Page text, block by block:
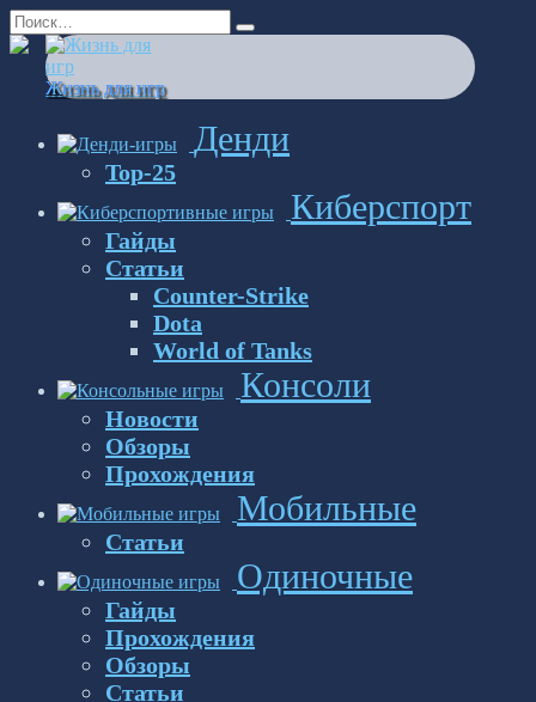
Перейти
к
содержанию
Search
for:
Жизнь для игр
Денди
Top-25
Киберспорт
Гайды
Статьи
Counter-Strike
Dota
World of Tanks
Консоли
Новости
Обзоры
Прохождения
Мобильные
Статьи
Одиночные
Гайды
Прохождения
Обзоры
Статьи